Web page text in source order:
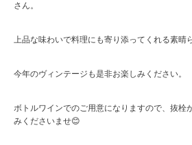
さん。
上品な味わいで料理にも寄り添ってくれる素晴
今年のヴィンテージも是非お楽しみください。
ボトルワインでのご用意になりますので、抜栓
みくださいませ😊